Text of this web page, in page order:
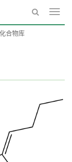
合物库